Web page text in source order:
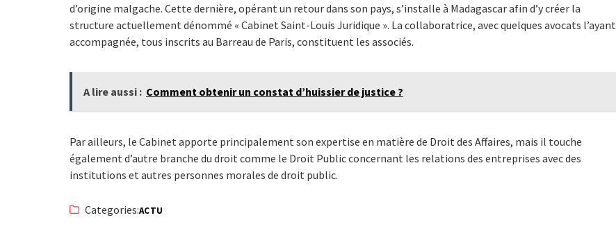
d’origine malgache. Cette dernière, opérant un retour dans son pays, s’installe à Madagascar afin d’y créer la
structure actuellement dénommé « Cabinet Saint-Louis Juridique ». La collaboratrice, avec quelques avocats l’ayant
accompagnée, tous inscrits au Barreau de Paris, constituent les associés.
A lire aussi : Comment obtenir un constat d’huissier de justice ?
Par ailleurs, le Cabinet apporte principalement son expertise en matière de Droit des Affaires, mais il touche
également d’autre branche du droit comme le Droit Public concernant les relations des entreprises avec des
institutions et autres personnes morales de droit public.
Categories:ACTU